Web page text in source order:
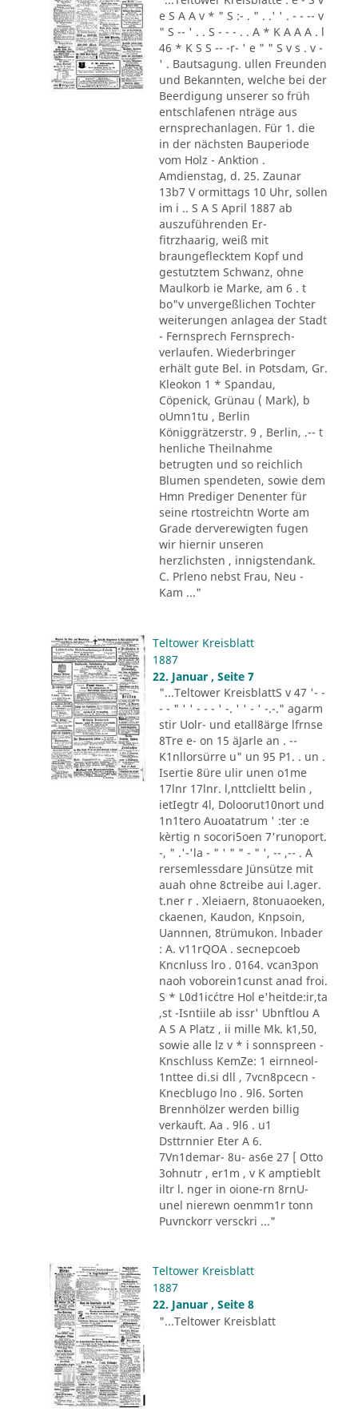
e S A A v * " S :- . " . .' ' . - - -- v
" S -- ' . . S - - - . . A * K A A A . l
46 * K S S -- -r- ' e " " S v s . v -
' . Bautsagung. ullen Freunden
und Bekannten, welche bei der
Beerdigung unserer so früh
entschlafenen nträge aus
ernsprechanlagen. Für 1. die
in der nächsten Bauperiode
vom Holz - Anktion .
Amdienstag, d. 25. Zaunar
13b7 V ormittags 10 Uhr, sollen
im i .. S A S April 1887 ab
auszuführenden Er-
fitrzhaarig, weiß mit
braungeflecktem Kopf und
gestutztem Schwanz, ohne
Maulkorb ie Marke, am 6 . t
bo"v unvergeßlichen Tochter
weiterungen anlagea der Stadt
- Fernsprech Fernsprech-
verlaufen. Wiederbringer
erhält gute Bel. in Potsdam, Gr.
Kleokon 1 * Spandau,
Cöpenick, Grünau ( Mark), b
oUmn1tu , Berlin
Königgrätzerstr. 9 , Berlin, .-- t
henliche Theilnahme
betrugten und so reichlich
Blumen spendeten, sowie dem
Hmn Prediger Denenter für
seine rtostreichtn Worte am
Grade derverewigten fugen
wir hiernir unseren
herzlichsten , innigstendank.
C. Prleno nebst Frau, Neu -
Kam ..."
Teltower Kreisblatt
1887
22. Januar , Seite 7
"...Teltower KreisblattS v 47 '- -
- - " ' ' - - - ' -. ' ' - ' -.-." agarm
stir Uolr- und etall8ärge lfrnse
8Tre e- on 15 äJarle an . --
K1nllorsürre u" un 95 P1. . un .
Isertie 8üre ulir unen o1me
17lnr 17lnr. l,nttclieltt belin ,
ietIegtr 4l, Doloorut10nort und
1n1tero Auoatatrum ' :ter :e
kèrtig n socori5oen 7'runoport.
-, " .'-'la - " ' " " - " ', -- ,-- . A
rersemlessdare Jünsütze mit
auah ohne 8ctreibe aui l.ager.
t.ner r . Xleiaern, 8tonuaoeken,
ckaenen, Kaudon, Knpsoin,
Uannnen, 8trümukon. lnbader
: A. v11rQOA . secnepcoeb
Kncnluss lro . 0164. vcan3pon
naoh voborein1cunst anad froi.
S * L0d1ic´ctre Hol e'heitde:ir,ta
,st -Isntiile ab issr' Ubnftlou A
A S A Platz , ii mille Mk. k1,50,
sowie alle lz v * i sonnspreen -
Knschluss KemZe: 1 eirnneol-
1nttee di.si dll , 7vcn8pcecn -
Knecblugo lno . 9l6. Sorten
Brennhölzer werden billig
verkauft. Aa . 9l6 . u1
Dsttrnnier Eter A 6.
7Vn1demar- 8u- as6e 27 [ Otto
3ohnutr , er1m , v K amptieblt
iltr l. nger in oione-rn 8rnU-
unel nierewn oenmm1r tonn
Puvnckorr versckri ..."
Teltower Kreisblatt
1887
22. Januar , Seite 8
"...Teltower Kreisblatt